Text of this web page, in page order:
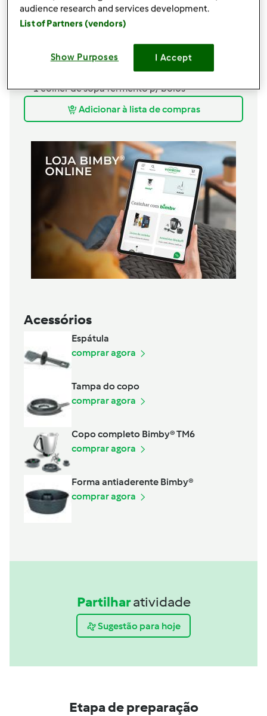
150 grama leite vegetal,
aveia, farinha de trigo,
centeio ou espelta integral
a gosto
1colher de sopafermento p/ bolos
Adicionar à lista de compras
Acessórios
Espátula
comprar agora
Tampa do copo
comprar agora
Copo completo Bimby® TM6
comprar agora
Forma antiaderente Bimby®
comprar agora
Partilharatividade
Sugestão para hoje
Etapa de preparação
audience research and services development.
List of Partners (vendors)
Show Purposes I Accept